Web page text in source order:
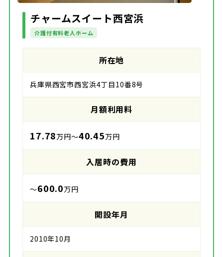
チャームスイート西宮浜
介護付有料老人ホーム
所在地
兵庫県西宮市西宮浜4丁目10番8号
月額利用料
17.78万円～40.45万円
入居時の費用
～600.0万円
開設年月
2010年10月